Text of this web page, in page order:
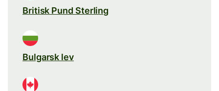
Britisk Pund Sterling
Bulgarsk lev